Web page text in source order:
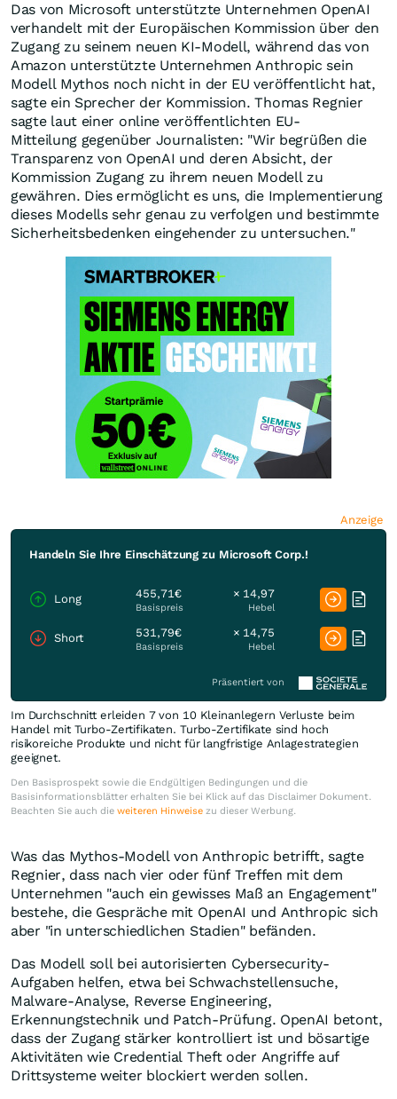
Das von Microsoft unterstützte Unternehmen OpenAI
verhandelt mit der Europäischen Kommission über den
Zugang zu seinem neuen KI-Modell, während das von
Amazon unterstützte Unternehmen Anthropic sein
Modell Mythos noch nicht in der EU veröffentlicht hat,
sagte ein Sprecher der Kommission. Thomas Regnier
sagte laut einer online veröffentlichten EU-
Mitteilung gegenüber Journalisten: "Wir begrüßen die
Transparenz von OpenAI und deren Absicht, der
Kommission Zugang zu ihrem neuen Modell zu
gewähren. Dies ermöglicht es uns, die Implementierung
dieses Modells sehr genau zu verfolgen und bestimmte
Sicherheitsbedenken eingehender zu untersuchen."
Anzeige
Handeln Sie Ihre Einschätzung zu Microsoft Corp.!
Long 455,71€
Basispreis
× 14,97
Hebel
Short 531,79€
Basispreis
× 14,75
Hebel
Präsentiert von
Im Durchschnitt erleiden 7 von 10 Kleinanlegern Verluste beim
Handel mit Turbo-Zertifikaten. Turbo-Zertifikate sind hoch
risikoreiche Produkte und nicht für langfristige Anlagestrategien
geeignet.
Den Basisprospekt sowie die Endgültigen Bedingungen und die
Basisinformationsblätter erhalten Sie bei Klick auf das Disclaimer Dokument.
Beachten Sie auch die weiteren Hinweise zu dieser Werbung.
Was das Mythos-Modell von Anthropic betrifft, sagte
Regnier, dass nach vier oder fünf Treffen mit dem
Unternehmen "auch ein gewisses Maß an Engagement"
bestehe, die Gespräche mit OpenAI und Anthropic sich
aber "in unterschiedlichen Stadien" befänden.
Das Modell soll bei autorisierten Cybersecurity-
Aufgaben helfen, etwa bei Schwachstellensuche,
Malware-Analyse, Reverse Engineering,
Erkennungstechnik und Patch-Prüfung. OpenAI betont,
dass der Zugang stärker kontrolliert ist und bösartige
Aktivitäten wie Credential Theft oder Angriffe auf
Drittsysteme weiter blockiert werden sollen.